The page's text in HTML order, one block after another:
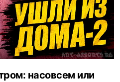
насовсем или